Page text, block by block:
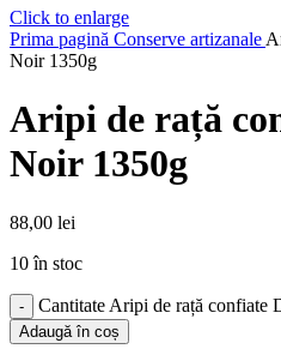
Click to enlarge
Prima pagină Conserve artizanale
Noir 1350g
Aripi de rață
Noir 1350g
88,00 lei
10 în stoc
Cantitate Aripi de rață confiate
Adaugă în coș